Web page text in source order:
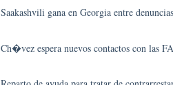
Saakashvili gana en Georgia entre
Ch�vez espera nuevos contactos con las